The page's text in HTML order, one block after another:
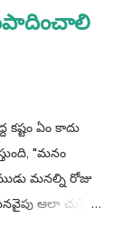
కష్టం ఏం కాదు
"మనం
మనల్ని రోజు
ఆలా చుస్తే